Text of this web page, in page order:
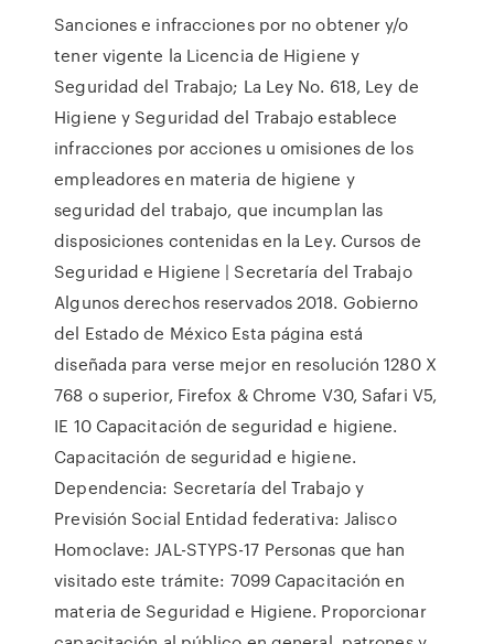
Sanciones e infracciones por no obtener y/o
tener vigente la Licencia de Higiene y
Seguridad del Trabajo; La Ley No. 618, Ley de
Higiene y Seguridad del Trabajo establece
infracciones por acciones u omisiones de los
empleadores en materia de higiene y
seguridad del trabajo, que incumplan las
disposiciones contenidas en la Ley. Cursos de
Seguridad e Higiene | Secretaría del Trabajo
Algunos derechos reservados 2018. Gobierno
del Estado de México Esta página está
diseñada para verse mejor en resolución 1280 X
768 o superior, Firefox & Chrome V30, Safari V5,
IE 10 Capacitación de seguridad e higiene.
Capacitación de seguridad e higiene.
Dependencia: Secretaría del Trabajo y
Previsión Social Entidad federativa: Jalisco
Homoclave: JAL-STYPS-17 Personas que han
visitado este trámite: 7099 Capacitación en
materia de Seguridad e Higiene. Proporcionar